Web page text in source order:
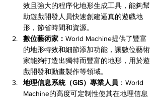
效且強大的程序化地形生成工具，能夠幫
助遊戲開發人員快速創建逼真的遊戲地
形，節省時間和資源。
數位藝術家： World Machine提供了豐富
的地形特效和細節添加功能，讓數位藝術
家能夠打造出獨特而豐富的地形，用於遊
戲開發和動畫製作等領域。
地理信息系統（GIS）專業人員 ：World
Machine的高度可定制性使其在地理信息